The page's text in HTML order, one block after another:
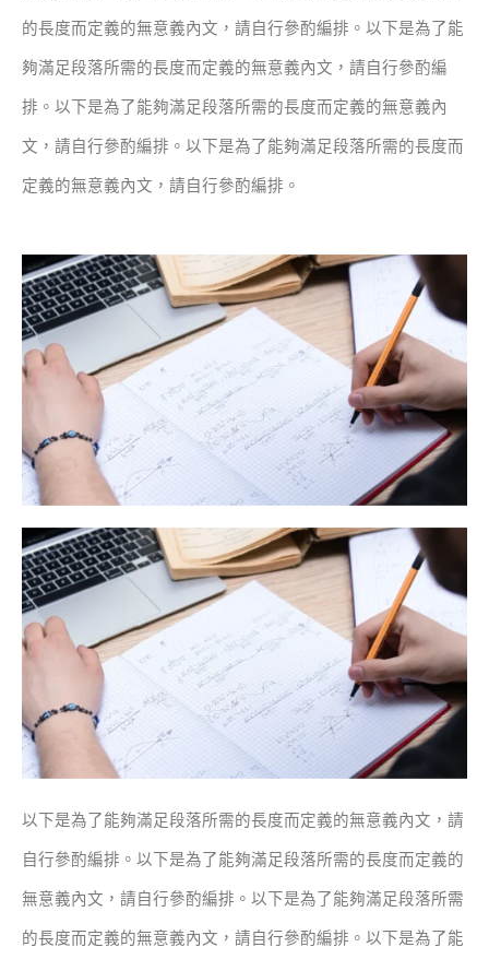
的長度而定義的無意義內文，請自行參酌編排。 以下是為了能
夠滿足段落所需的長度而定義的無意義內文，請自行參酌編
排。 以下是為了能夠滿足段落所需的長度而定義的無意義內
文，請自行參酌編排。 以下是為了能夠滿足段落所需的長度而
定義的無意義內文，請自行參酌編排。
以下是為了能夠滿足段落所需的長度而定義的無意義內文，請
自行參酌編排。以下是為了能夠滿足段落所需的長度而定義的
無意義內文，請自行參酌編排。以下是為了能夠滿足段落所需
的長度而定義的無意義內文，請自行參酌編排。以下是為了能